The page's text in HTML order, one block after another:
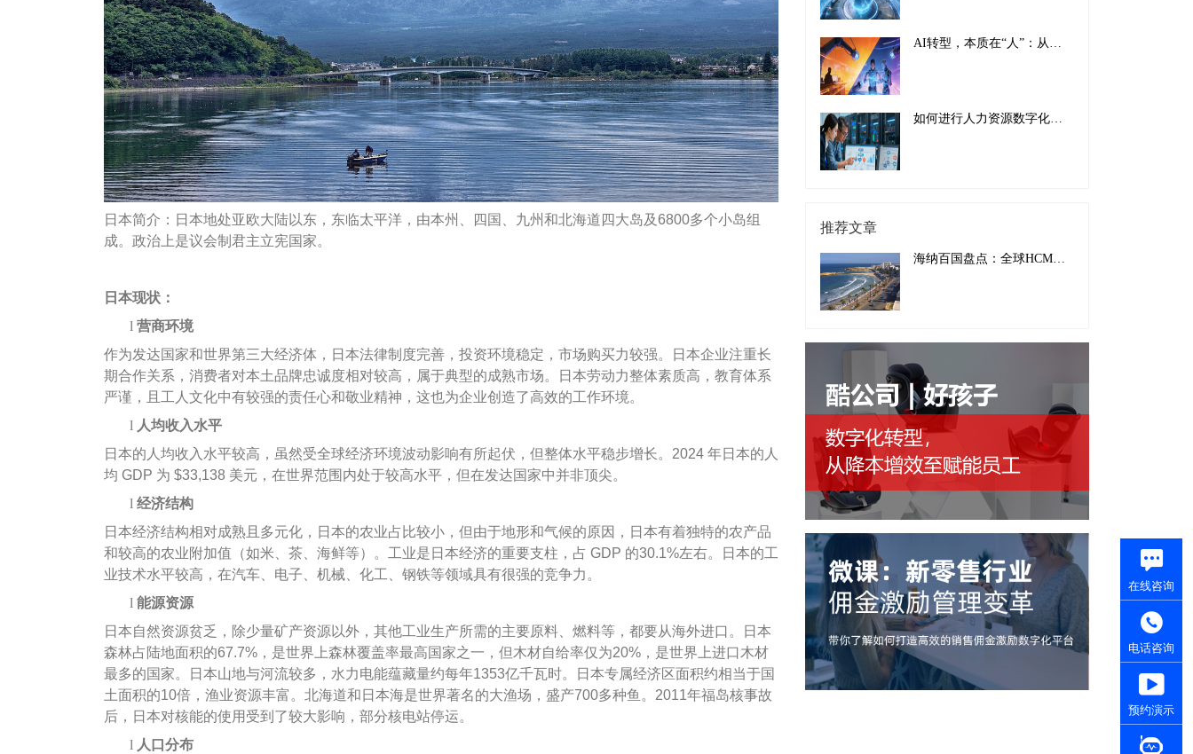
日本简介：日本地处亚欧大陆以东，东临太平洋，由本州、四国、九州和北海道四大岛及6800多个小岛组
成。政治上是议会制君主立宪国家。
日本现状：
l 营商环境
作为发达国家和世界第三大经济体，日本法律制度完善，投资环境稳定，市场购买力较强。日本企业注重长
期合作关系，消费者对本土品牌忠诚度相对较高，属于典型的成熟市场。日本劳动力整体素质高，教育体系
严谨，且工人文化中有较强的责任心和敬业精神，这也为企业创造了高效的工作环境。
l 人均收入水平
日本的人均收入水平较高，虽然受全球经济环境波动影响有所起伏，但整体水平稳步增长。2024 年日本的人
均 GDP 为 $33,138 美元，在世界范围内处于较高水平，但在发达国家中并非顶尖。
l 经济结构
日本经济结构相对成熟且多元化，日本的农业占比较小，但由于地形和气候的原因，日本有着独特的农产品
和较高的农业附加值（如米、茶、海鲜等）。工业是日本经济的重要支柱，占 GDP 的30.1%左右。日本的工
业技术水平较高，在汽车、电子、机械、化工、钢铁等领域具有很强的竞争力。
l 能源资源
日本自然资源贫乏，除少量矿产资源以外，其他工业生产所需的主要原料、燃料等，都要从海外进口。日本
森林占陆地面积的67.7%，是世界上森林覆盖率最高国家之一，但木材自给率仅为20%，是世界上进口木材
最多的国家。日本山地与河流较多，水力电能蕴藏量约每年1353亿千瓦时。日本专属经济区面积约相当于国
土面积的10倍，渔业资源丰富。北海道和日本海是世界著名的大渔场，盛产700多种鱼。2011年福岛核事故
后，日本对核能的使用受到了较大影响，部分核电站停运。
l 人口分布
推荐文章
在线咨询
电话咨询
预约演示